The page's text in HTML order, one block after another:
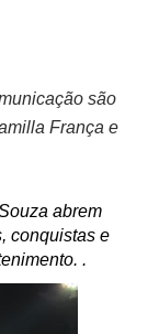
são
França e
abrem
conquistas e
.